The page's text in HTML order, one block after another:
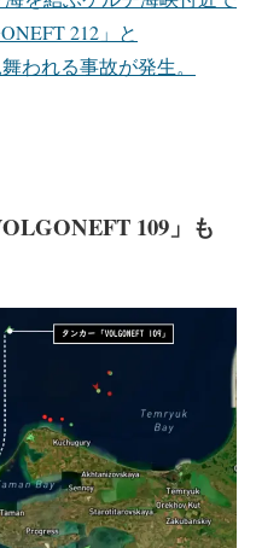
212」と
われる事故が発生。
109」も